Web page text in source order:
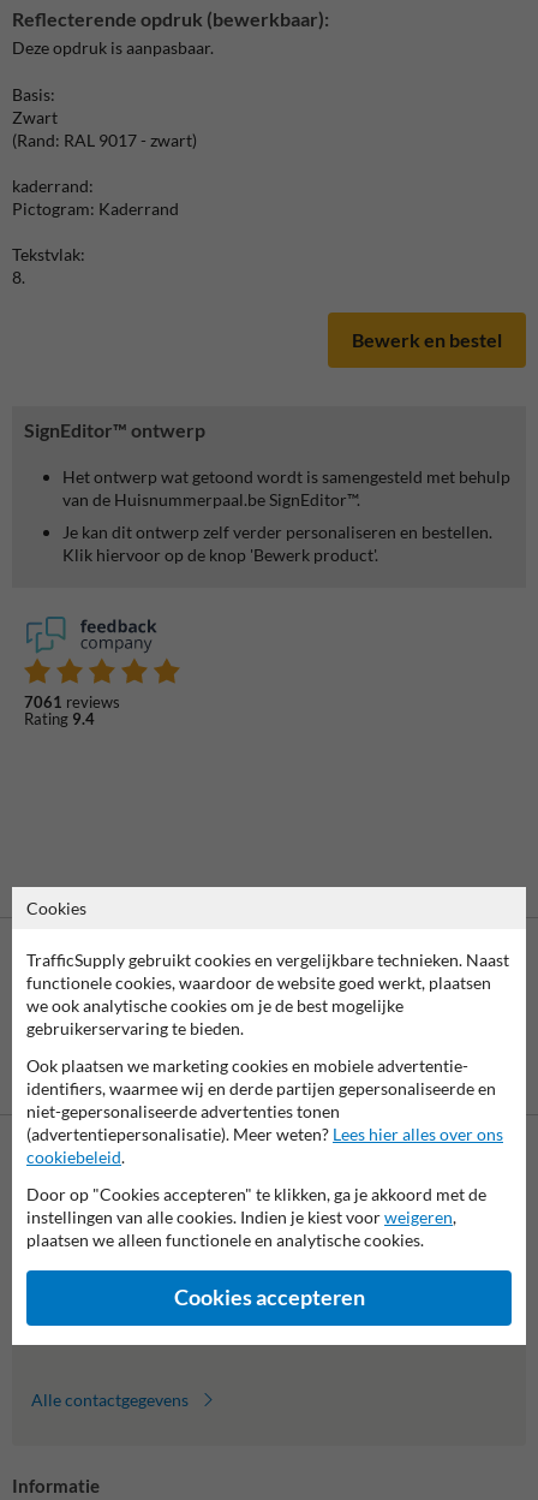
SignEditor™ ontwerp
Het ontwerp wat getoond wordt is samengesteld met behulp
van de Huisnummerpaal.be SignEditor™.
Je kan dit ontwerp zelf verder personaliseren en bestellen.
Klik hiervoor op de knop 'Bewerk product'.
7061 reviews
Rating 9.4
Reflecterende opdruk (bewerkbaar):
Deze opdruk is aanpasbaar.
Basis:
Zwart
(Rand: RAL 9017 - zwart)
kaderrand:
Pictogram: Kaderrand
Tekstvlak:
8.
Bewerk en bestel
Vooruitbetaling
per bank
Betaling achteraf
is mogelijk
Wij zijn op werkdagen (van 8.00 tot 17.00) te bereiken op 011
495 473.
Vragen? Stuur een e-mail naarinfo@trafficsupply.beof vul het
formulier in en we reageren zo spoedig mogelijk.
info@trafficsupply.be
Alle contactgegevens
Informatie
Cookies
TrafficSupply gebruikt cookies en vergelijkbare technieken. Naast
functionele cookies, waardoor de website goed werkt, plaatsen
we ook analytische cookies om je de best mogelijke
gebruikerservaring te bieden.
Ook plaatsen we marketing cookies en mobiele advertentie-
identifiers, waarmee wij en derde partijen gepersonaliseerde en
niet-gepersonaliseerde advertenties tonen
(advertentiepersonalisatie). Meer weten? Lees hier alles over ons
cookiebeleid.
Door op "Cookies accepteren" te klikken, ga je akkoord met de
instellingen van alle cookies. Indien je kiest voorweigeren,
plaatsen we alleen functionele en analytische cookies.
Cookies accepteren